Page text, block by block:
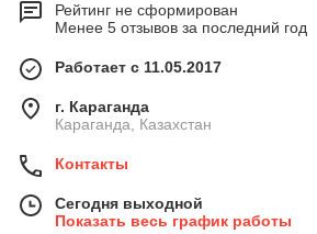
Рейтинг не сформирован
Менее 5 отзывов за последний год
Работает с 11.05.2017
г. Караганда
Караганда, Казахстан
Контакты
Сегодня выходной
Показать весь график работы